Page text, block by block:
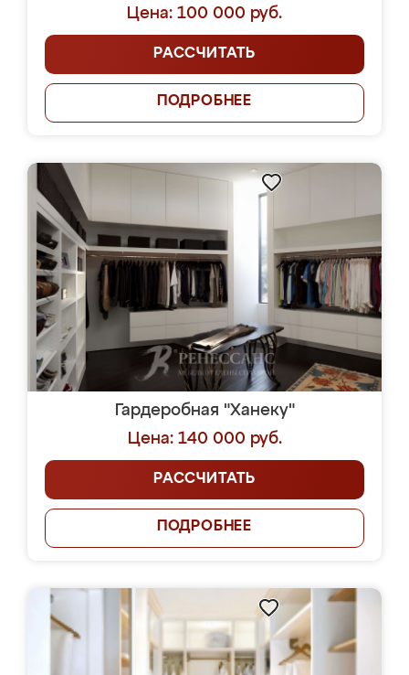
Цена: 100 000 руб.
РАССЧИТАТЬ
ПОДРОБНЕЕ
Гардеробная "Ханеку"
Цена: 140 000 руб.
РАССЧИТАТЬ
ПОДРОБНЕЕ